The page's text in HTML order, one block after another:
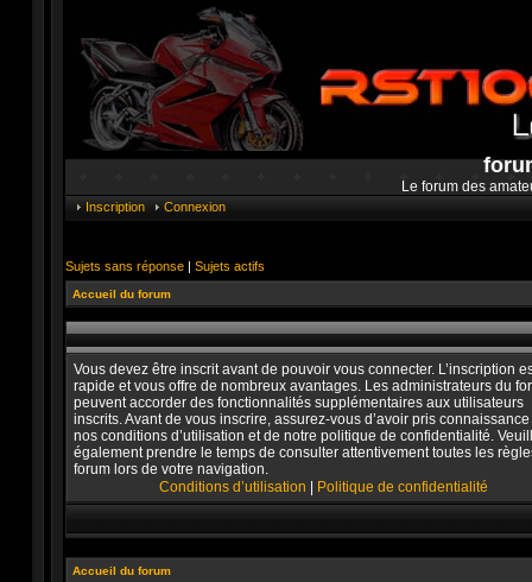
Le forum des
Inscription Connexion
Sujets sans réponse | Sujets actifs
Accueil du forum
Vous devez être inscrit avant de pouvoir vous connecter. L’inscription
rapide et vous offre de nombreux avantages. Les administrateurs du
peuvent accorder des fonctionnalités supplémentaires aux utilisateurs
inscrits. Avant de vous inscrire, assurez-vous d’avoir pris
nos conditions d’utilisation et de notre politique de confidentialité.
également prendre le temps de consulter attentivement toutes les
forum lors de votre navigation.
Conditions d’utilisation
Politique de confidentialité
Accueil du forum